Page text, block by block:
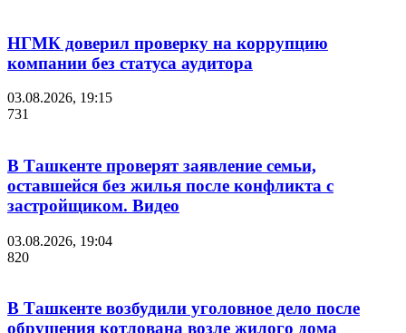
НГМК доверил проверку на коррупцию
компании без статуса аудитора
03.08.2026, 19:15
731
В Ташкенте проверят заявление семьи,
оставшейся без жилья после конфликта с
застройщиком. Видео
03.08.2026, 19:04
820
В Ташкенте возбудили уголовное дело после
обрушения котлована возле жилого дома